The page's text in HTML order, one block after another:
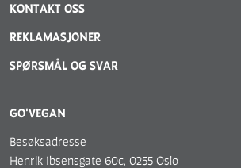
KONTAKT OSS
REKLAMASJONER
SPØRSMÅL OG SVAR
GO'VEGAN
Besøksadresse
Henrik Ibsensgate 60c, 0255 Oslo